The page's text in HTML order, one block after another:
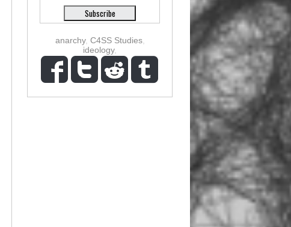
anarchy, C4SS Studies,
ideology,